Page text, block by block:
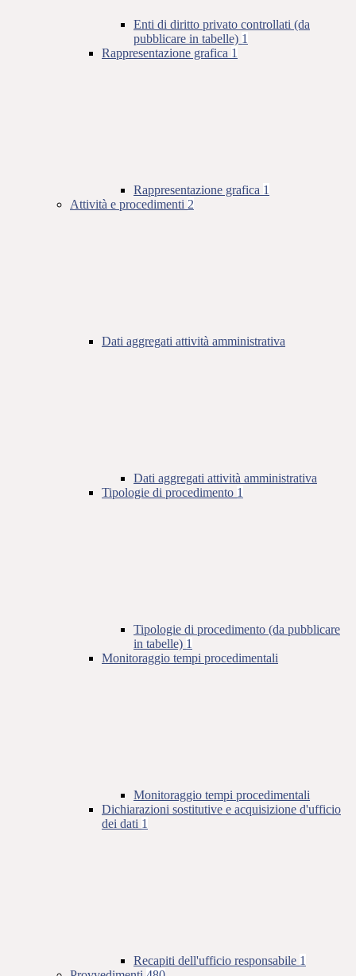
Enti di diritto privato controllati (da
pubblicare in tabelle) 1
Rappresentazione grafica 1
Rappresentazione grafica 1
Attività e procedimenti 2
Dati aggregati attività amministrativa
Dati aggregati attività amministrativa
Tipologie di procedimento 1
Tipologie di procedimento (da pubblicare
in tabelle) 1
Monitoraggio tempi procedimentali
Monitoraggio tempi procedimentali
Dichiarazioni sostitutive e acquisizione d'ufficio
dei dati 1
Recapiti dell'ufficio responsabile 1